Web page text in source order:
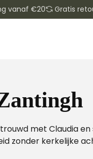
vanaf €20 Gratis
met Claudia
zonder kerkelijke